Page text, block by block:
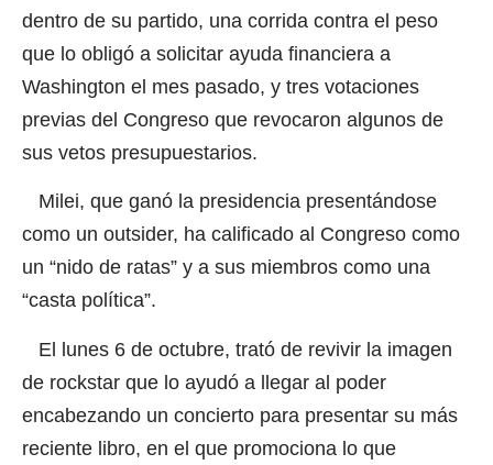
dentro de su partido, una corrida contra el peso
que lo obligó a solicitar ayuda financiera a
Washington el mes pasado, y tres votaciones
previas del Congreso que revocaron algunos de
sus vetos presupuestarios.
Milei, que ganó la presidencia presentándose
como un outsider, ha calificado al Congreso como
un “nido de ratas” y a sus miembros como una
“casta política”.
El lunes 6 de octubre, trató de revivir la imagen
de rockstar que lo ayudó a llegar al poder
encabezando un concierto para presentar su más
reciente libro, en el que promociona lo que